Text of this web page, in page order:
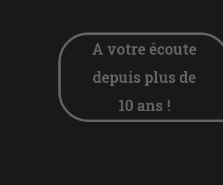
A votre écoute
depuis plus de
10 ans !